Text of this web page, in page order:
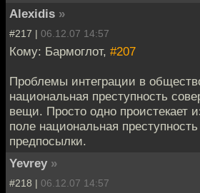
Alexidis »
#217 | 06.12.07 14:57
Кому: Бармоглот, #207
Проблемы интеграции в
национальная преступность
вещи. Просто одно проистекает
поле национальная
предпосылки.
Yevrey »
#218 | 06.12.07 14:57